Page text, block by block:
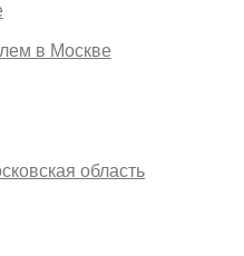
в Москве
область